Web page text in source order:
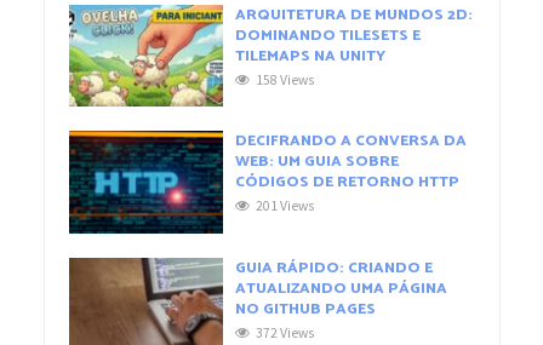
ARQUITETURA DE MUNDOS 2D:
DOMINANDO TILESETS E
TILEMAPS NA UNITY
158 Views
DECIFRANDO A CONVERSA DA
WEB: UM GUIA SOBRE
CÓDIGOS DE RETORNO HTTP
201 Views
GUIA RÁPIDO: CRIANDO E
ATUALIZANDO UMA PÁGINA
NO GITHUB PAGES
372 Views